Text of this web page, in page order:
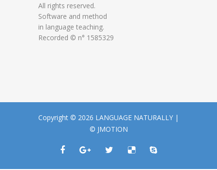
All rights reserved.
Software and method
in language teaching.
Recorded © n° 1585329
Copyright © 2026 LANGUAGE NATURALLY |
© JMOTION